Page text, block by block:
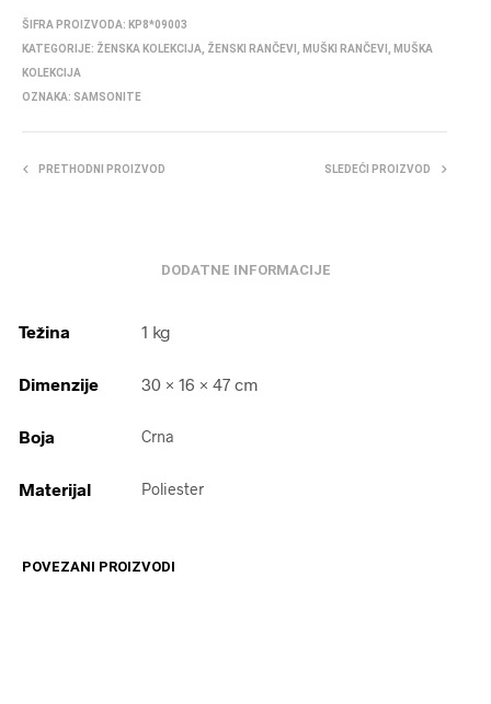
ŠIFRA PROIZVODA: KP8*09003
KATEGORIJE: ŽENSKA KOLEKCIJA ŽENSKI RANČEVI MUŠKI RANČEVI
MUŠKA
KOLEKCIJA
OZNAKA: SAMSONITE
PRETHODNI PROIZVOD SLEDEĆI PROIZVOD
DODATNE INFORMACIJE
Težina 1 kg
Dimenzije 30 × 16 × 47 cm
Boja Crna
Materijal Poliester
POVEZANI PROIZVODI